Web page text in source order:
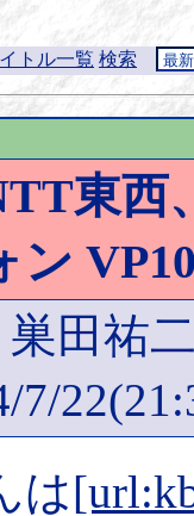
トル一覧 検索
東西
ン
巣田祐
7/
は